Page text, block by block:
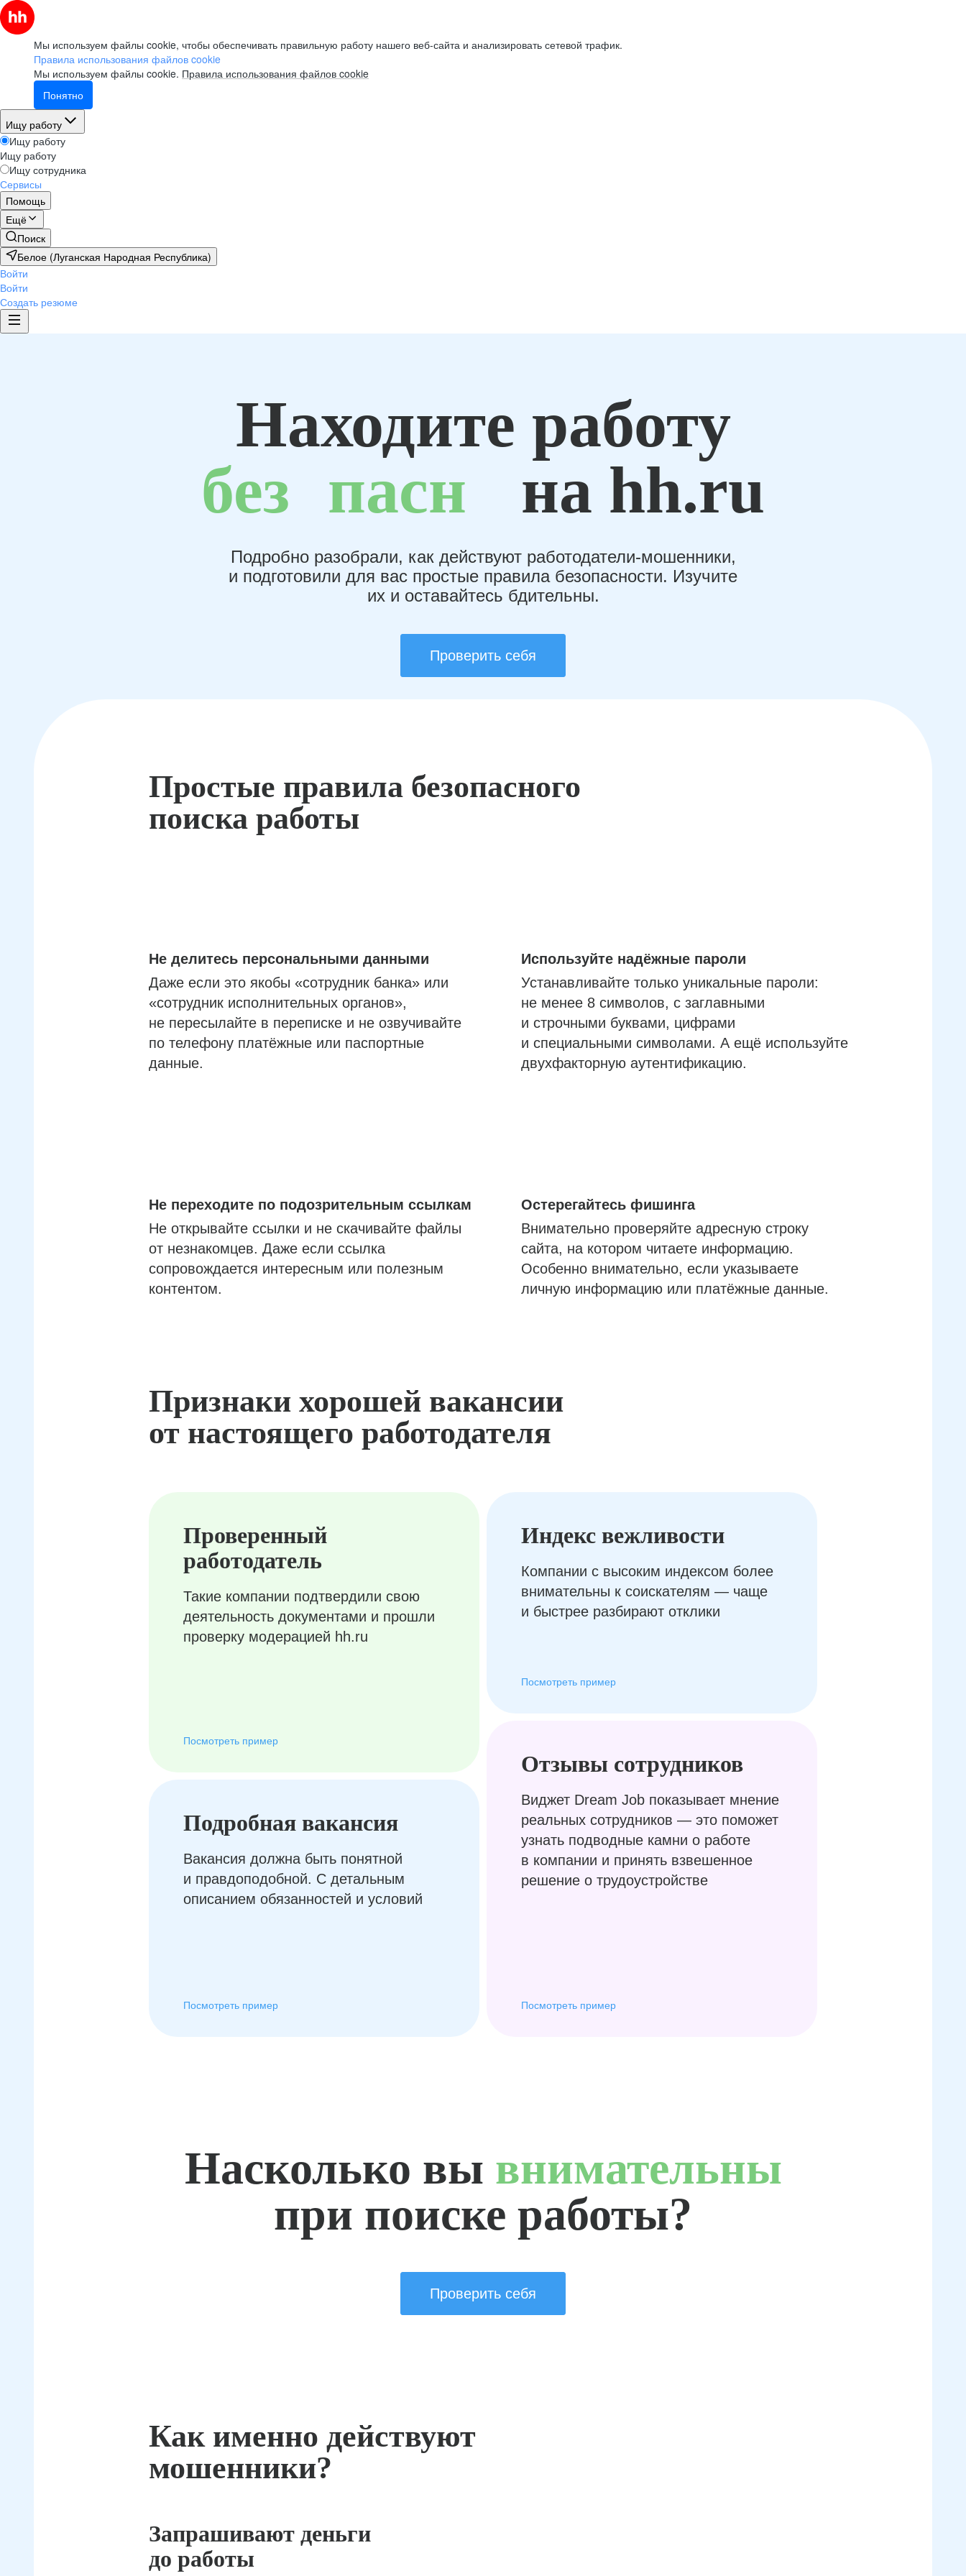
Мы используем файлы cookie, чтобы обеспечивать правильную работу нашего веб-сайта и анализировать сетевой трафик.
Правила использования файлов cookie
Мы используем файлы cookie. Правила использования файлов cookie
Понятно
Ищу работу
Ищу работу
Ищу работу
Ищу сотрудника
Сервисы
Помощь
Ещё
Поиск
Белое (Луганская Народная Республика)
Войти
Войти
Создать резюме
Находите работу
без пасн на hh.ru
Подробно разобрали, как действуют работодатели-мошенники,
и подготовили для вас простые правила безопасности. Изучите
их и оставайтесь бдительны.
Проверить себя
Простые правила безопасного
поиска работы
Не делитесь персональными данными
Даже если это якобы «сотрудник банка» или
«сотрудник исполнительных органов»,
не пересылайте в переписке и не озвучивайте
по телефону платёжные или паспортные
данные.
Используйте надёжные пароли
Устанавливайте только уникальные пароли:
не менее 8 символов, с заглавными
и строчными буквами, цифрами
и специальными символами. А ещё используйте
двухфакторную аутентификацию.
Не переходите по подозрительным ссылкам
Не открывайте ссылки и не скачивайте файлы
от незнакомцев. Даже если ссылка
сопровождается интересным или полезным
контентом.
Остерегайтесь фишинга
Внимательно проверяйте адресную строку
сайта, на котором читаете информацию.
Особенно внимательно, если указываете
личную информацию или платёжные данные.
Признаки хорошей вакансии
от настоящего работодателя
Проверенный
работодатель
Такие компании подтвердили свою
деятельность документами и прошли
проверку модерацией hh.ru
Посмотреть пример
Подробная вакансия
Вакансия должна быть понятной
и правдоподобной. С детальным
описанием обязанностей и условий
Посмотреть пример
Отзывы сотрудников
Виджет Dream Job показывает мнение
реальных сотрудников — это поможет
узнать подводные камни о работе
в компании и принять взвешенное
решение о трудоустройстве
Посмотреть пример
Индекс вежливости
Компании с высоким индексом более
внимательны к соискателям — чаще
и быстрее разбирают отклики
Посмотреть пример
Насколько вы внимательны
при поиске работы?
Проверить себя
Как именно действуют
мошенники?
Запрашивают деньги
до работы